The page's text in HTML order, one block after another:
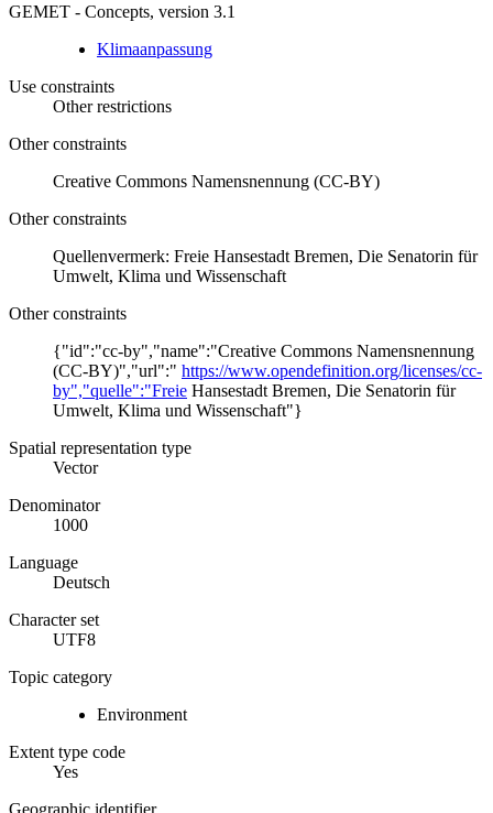
GEMET - Concepts, version 3.1
Klimaanpassung
Use constraints
Other restrictions
Other constraints
Creative Commons Namensnennung (CC-BY)
Other constraints
Quellenvermerk: Freie Hansestadt Bremen, Die Senatorin für
Umwelt, Klima und Wissenschaft
Other constraints
{"id":"cc-by","name":"Creative Commons Namensnennung
(CC-BY)","url":" https://www.opendefinition.org/licenses/cc-
by","quelle":"Freie Hansestadt Bremen, Die Senatorin für
Umwelt, Klima und Wissenschaft"}
Spatial representation type
Vector
Denominator
1000
Language
Deutsch
Character set
UTF8
Topic category
Environment
Extent type code
Yes
Geographic identifier